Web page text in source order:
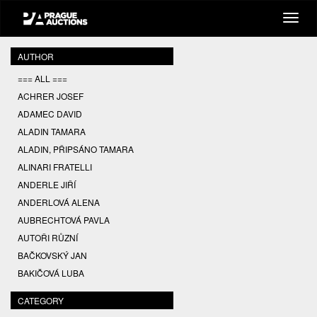
AUTHOR
=== ALL ===
ACHRER JOSEF
ADAMEC DAVID
ALADIN TAMARA
ALADIN, PŘIPSÁNO TAMARA
ALINARI FRATELLI
ANDERLE JIŘÍ
ANDERLOVÁ ALENA
AUBRECHTOVÁ PAVLA
AUTOŘI RŮZNÍ
BAČKOVSKÝ JAN
BAKIČOVÁ LUBA
BALCAR JIŘÍ
BALCAR KAREL
CATEGORY